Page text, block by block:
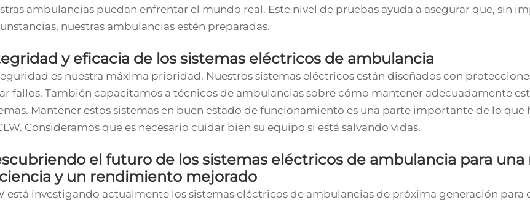
ambulancias puedan enfrentar el mundo real. Este nivel de pruebas ayuda a asegurar que, sin
nuestras ambulancias estén preparadas.
y eficacia de los sistemas eléctricos de ambulancia
es nuestra máxima prioridad. Nuestros sistemas eléctricos están diseñados con
fallos. También capacitamos a técnicos de ambulancias sobre cómo mantener adecuadamente
Mantener estos sistemas en buen estado de funcionamiento es una parte importante de lo que
Consideramos que es necesario cuidar bien su equipo si está salvando vidas.
el futuro de los sistemas eléctricos de ambulancia para una
y un rendimiento mejorado
está investigando actualmente los sistemas eléctricos de ambulancias de próxima generación para